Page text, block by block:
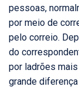
pessoas,
por meio de
pelo correio.
do
por ladrões
grande